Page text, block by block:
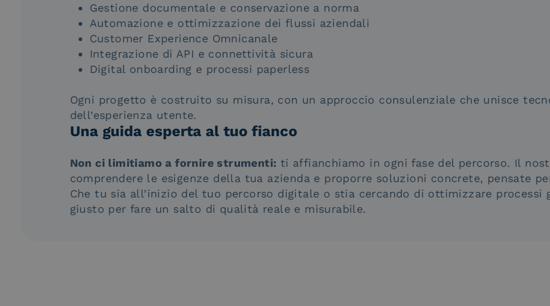
Gestione documentale e conservazione a norma
Automazione e ottimizzazione dei flussi aziendali
Customer Experience Omnicanale
Integrazione di API e connettività sicura
Digital onboarding e processi paperless
Ogni progetto è costruito su misura, con un approccio consulenziale che unisce
dell’esperienza utente.
Una guida esperta al tuo fianco
Non ci limitiamo a fornire strumenti: ti affianchiamo in ogni fase del percorso. Il
comprendere le esigenze della tua azienda e proporre soluzioni concrete, pensate
Che tu sia all’inizio del tuo percorso digitale o stia cercando di ottimizzare processi
giusto per fare un salto di qualità reale e misurabile.